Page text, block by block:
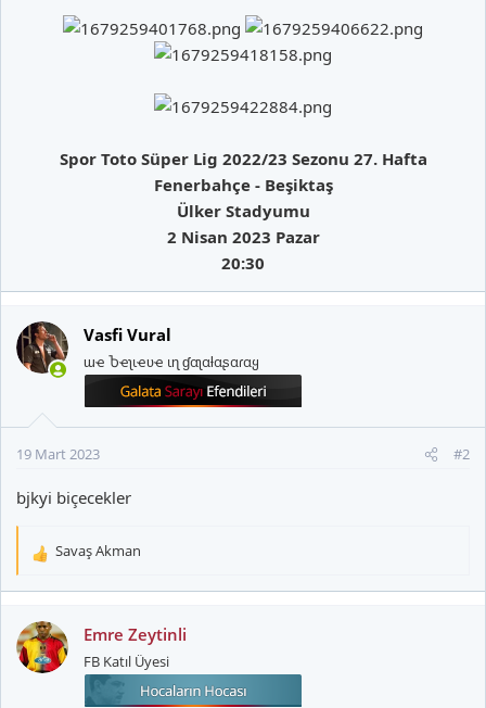
Spor Toto Süper Lig 2022/23 Sezonu 27. Hafta
Fenerbahçe - Beşiktaş
Ülker Stadyumu
2 Nisan 2023 Pazar
20:30
Vasfi Vural
ɯҽ Ⴆҽʅιҽʋҽ ιɳ ɠαʅαƚαʂαɾαყ
19 Mart 2023 #2
bjkyi biçecekler
T
k
i
l
Savaş Akman
Emre Zeytinli
FB Katıl Üyesi